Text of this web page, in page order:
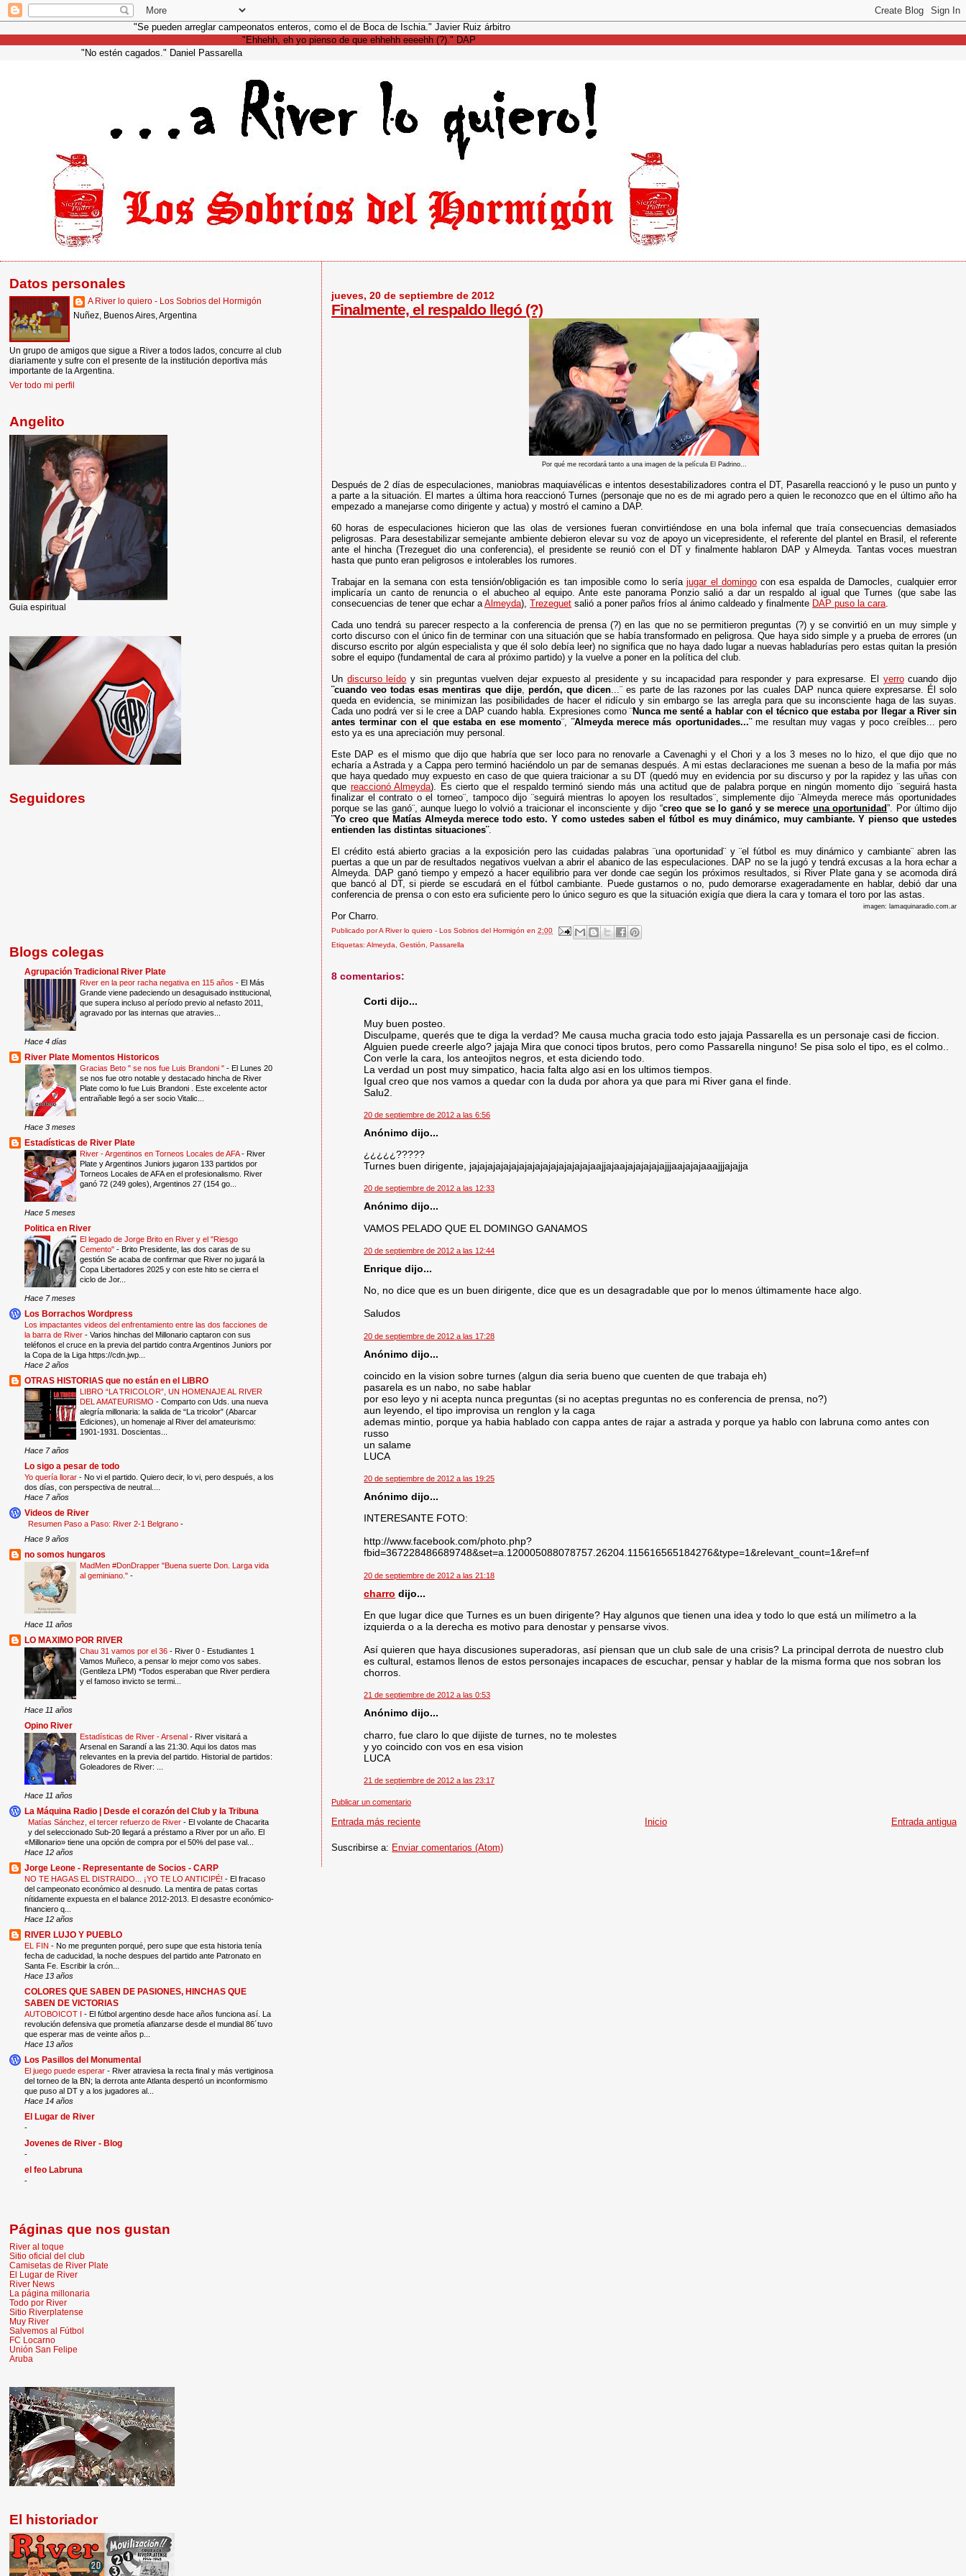
"Se pueden arreglar campeonatos enteros, como el de Boca de Ischia." Javier Ruiz árbitro
"Ehhehh, eh yo pienso de que ehhehh eeeehh (?)." DAP
"No estén cagados." Daniel Passarella
jueves, 20 de septiembre de 2012
Finalmente, el respaldo llegó (?)
Por qué me recordará tanto a una imagen de la película El Padrino...
Después de 2 días de especulaciones, maniobras maquiavélicas e intentos desestabilizadores contra el DT, Pasarella reaccionó y le puso un punto y
a parte a la situación. El martes a última hora reaccionó Turnes (personaje que no es de mi agrado pero a quien le reconozco que en el último año ha
empezado a manejarse como dirigente y actua) y mostró el camino a DAP.
60 horas de especulaciones hicieron que las olas de versiones fueran convirtiéndose en una bola infernal que traía consecuencias demasiados
peligrosas. Para desestabilizar semejante ambiente debieron elevar su voz de apoyo un vicepresidente, el referente del plantel en Brasil, el referente
ante el hincha (Trezeguet dio una conferencia), el presidente se reunió con el DT y finalmente hablaron DAP y Almeyda. Tantas voces muestran
hasta que punto eran peligrosos e intolerables los rumores.
Trabajar en la semana con esta tensión/obligación es tan imposible como lo seríajugar el domingocon esa espalda de Damocles, cualquier error
implicaría un canto de renuncia o el abucheo al equipo. Ante este panorama Ponzio salió a dar un respaldo al igual que Turnes (que sabe las
consecuencias de tener que echar aAlmeyda),Trezeguet salió a poner paños fríos al ánimo caldeado y finalmente DAP puso la cara.
Cada uno tendrá su parecer respecto a la conferencia de prensa (?) en las que no se permitieron preguntas (?) y se convirtió en un muy simple y
corto discurso con el único fin de terminar con una situación que se había transformado en peligrosa. Que haya sido simple y a prueba de errores (un
discurso escrito por algún especialista y que él solo debía leer) no significa que no haya dado lugar a nuevas habladurías pero estas quitan la presión
sobre el equipo (fundamental de cara al próximo partido) y la vuelve a poner en la política del club.
Un discurso leído y sin preguntas vuelven dejar expuesto al presidente y su incapacidad para responder y para expresarse. El yerrocuando dijo
¨cuando veo todas esas mentiras que dije, perdón, que dicen...¨ es parte de las razones por las cuales DAP nunca quiere expresarse. Él solo
queda en evidencia, se minimizan las posibilidades de hacer el ridículo y sin embargo se las arregla para que su inconsciente haga de las suyas.
Cada uno podrá ver si le cree a DAP cuando habla. Expresiones como ¨Nunca me senté a hablar con el técnico que estaba por llegar a River sin
antes terminar con el que estaba en ese momento¨, ¨Almeyda merece más oportunidades...¨me resultan muy vagas y poco creíbles... pero
esto ya es una apreciación muy personal.
Este DAP es el mismo que dijo que habría que ser loco para no renovarle a Cavenaghi y el Chori y a los 3 meses no lo hizo, el que dijo que no
echaría a Astrada y a Cappa pero terminó haciéndolo un par de semanas después. A mi estas declaraciones me suenan a beso de la mafia por más
que haya quedado muy expuesto en caso de que quiera traicionar a su DT (quedó muy en evidencia por su discurso y por la rapidez y las uñas con
que reaccionó Almeyda). Es cierto que el respaldo terminó siendo más una actitud que de palabra porque en ningún momento dijo ¨seguirá hasta
finalizar el contrato o el torneo¨, tampoco dijo ¨seguirá mientras lo apoyen los resultados¨, simplemente dijo ¨Almeyda merece más oportunidades
porque se las ganó¨, aunque luego lo volvió a traicionar el inconsciente y dijo “creo que se lo ganó y se merece una oportunidad”. Por último dijo
¨Yo creo que Matías Almeyda merece todo esto. Y como ustedes saben el fútbol es muy dinámico, muy cambiante. Y pienso que ustedes
entienden las distintas situaciones¨.
El crédito está abierto gracias a la exposición pero las cuidadas palabras ¨una oportunidad¨ y ¨el fútbol es muy dinámico y cambiante¨ abren las
puertas a que un par de resultados negativos vuelvan a abrir el abanico de las especulaciones. DAP no se la jugó y tendrá excusas a la hora echar a
Almeyda. DAP ganó tiempo y empezó a hacer equilibrio para ver donde cae según los próximos resultados, si River Plate gana y se acomoda dirá
que bancó al DT, si pierde se escudará en el fútbol cambiante. Puede gustarnos o no, pudo demorarse exageradamente en hablar, debió dar una
conferencia de prensa o con esto era suficiente pero lo único seguro es que la situación exigía que diera la cara y tomara el toro por las astas.
imagen: lamaquinaradio.com.ar
Por Charro.
Publicado porA River lo quiero - Los Sobrios del Hormigón en2:00
Etiquetas:Almeyda ,Gestión ,Passarella
8 comentarios:
Corti dijo...
Muy buen posteo.
Disculpame, querés que te diga la verdad? Me causa mucha gracia todo esto jajaja Passarella es un personaje casi de ficcion.
Alguien puede creerle algo? jajaja Mira que conoci tipos brutos, pero como Passarella ninguno! Se pisa solo el tipo, es el colmo..
Con verle la cara, los anteojitos negros, et esta diciendo todo.
La verdad un post muy simpatico, hacia falta algo asi en los ultimos tiempos.
Igual creo que nos vamos a quedar con la duda por ahora ya que para mi River gana el finde.
Salu2.
20 de septiembre de 2012 a las 6:56
Anónimo dijo...
¿¿¿¿¿?????
Turnes buen dirigente, jajajajajajajajajajajajajajajajaajjajaajajajajajajjjaajajajaaajjjajajja
20 de septiembre de 2012 a las 12:33
Anónimo dijo...
VAMOS PELADO QUE EL DOMINGO GANAMOS
20 de septiembre de 2012 a las 12:44
Enrique dijo...
No, no dice que es un buen dirigente, dice que es un desagradable que por lo menos últimamente hace algo.
Saludos
20 de septiembre de 2012 a las 17:28
Anónimo dijo...
coincido en la vision sobre turnes (algun dia seria bueno que cuenten de que trabaja eh)
pasarela es un nabo, no sabe hablar
por eso leyo y ni acepta nunca preguntas (si no aceptas preguntas no es conferencia de prensa, no?)
aun leyendo, el tipo improvisa un renglon y la caga
ademas mintio, porque ya habia hablado con cappa antes de rajar a astrada y porque ya hablo con labruna como antes con
russo
un salame
LUCA
20 de septiembre de 2012 a las 19:25
Anónimo dijo...
INTERESANTE FOTO:
http://www.facebook.com/photo.php?
fbid=367228486689748&set=a.120005088078757.26204.115616565184276&type=1&relevant_count=1&ref=nf
20 de septiembre de 2012 a las 21:18
charro dijo...
En que lugar dice que Turnes es un buen dirigente? Hay algunos que tienen una idea y todo lo que está un milímetro a la
izquierda o a la derecha es motivo para denostar y pensarse vivos.
Así quieren que haya discusiones superadoras, así piensan que un club sale de una crisis? La principal derrota de nuestro club
es cultural, estamos llenos de estos personajes incapaces de escuchar, pensar y hablar de la misma forma que nos sobran los
chorros.
21 de septiembre de 2012 a las 0:53
Anónimo dijo...
charro, fue claro lo que dijiste de turnes, no te molestes
y yo coincido con vos en esa vision
LUCA
21 de septiembre de 2012 a las 23:17
Publicar un comentario
Entrada más reciente Entrada antigua
Inicio
Suscribirse a: Enviar comentarios (Atom)
Datos personales
A River lo quiero - Los Sobrios del Hormigón
Nuñez, Buenos Aires, Argentina
Un grupo de amigos que sigue a River a todos lados, concurre al club
diariamente y sufre con el presente de la institución deportiva más
importante de la Argentina.
Ver todo mi perfil
Angelito
Guia espiritual
Seguidores
Blogs colegas
Agrupación Tradicional River Plate
River en la peor racha negativa en 115 años - El Más
Grande viene padeciendo un desaguisado institucional,
que supera incluso al período previo al nefasto 2011,
agravado por las internas que atravies...
Hace 4 días
River Plate Momentos Historicos
Gracias Beto " se nos fue Luis Brandoni " - El Lunes 20
se nos fue otro notable y destacado hincha de River
Plate como lo fue Luis Brandoni . Este excelente actor
entrañable llegó a ser socio Vitalic...
Hace 3 meses
Estadísticas de River Plate
River - Argentinos en Torneos Locales de AFA- River
Plate y Argentinos Juniors jugaron 133 partidos por
Torneos Locales de AFA en el profesionalismo. River
ganó 72 (249 goles), Argentinos 27 (154 go...
Hace 5 meses
Politica en River
El legado de Jorge Brito en River y el "Riesgo
Cemento" - Brito Presidente, las dos caras de su
gestión Se acaba de confirmar que River no jugará la
Copa Libertadores 2025 y con este hito se cierra el
ciclo de Jor...
Hace 7 meses
Los Borrachos Wordpress
Los impactantes videos del enfrentamiento entre las dos facciones de
la barra de River - Varios hinchas del Millonario captaron con sus
teléfonos el cruce en la previa del partido contra Argentinos Juniors por
la Copa de la Liga https://cdn.jwp...
Hace 2 años
OTRAS HISTORIAS que no están en el LIBRO
LIBRO “LA TRICOLOR”, UN HOMENAJE AL RIVER
DEL AMATEURISMO - Comparto con Uds. una nueva
alegría millonaria: la salida de “La tricolor” (Abarcar
Ediciones), un homenaje al River del amateurismo:
1901-1931. Doscientas...
Hace 7 años
Lo sigo a pesar de todo
Yo quería llorar - No vi el partido. Quiero decir, lo vi, pero después, a los
dos días, con perspectiva de neutral....
Hace 7 años
Videos de River
Resumen Paso a Paso: River 2-1 Belgrano -
Hace 9 años
no somos hungaros
‎MadMen‬ ‪#‎DonDrapper‬ "Buena suerte Don. Larga vida
al geminiano." -
Hace 11 años
LO MAXIMO POR RIVER
Chau 31 vamos por el 36 - River 0 - Estudiantes 1
Vamos Muñeco, a pensar lo mejor como vos sabes.
(Gentileza LPM) *Todos esperaban que River perdiera
y el famoso invicto se termi...
Hace 11 años
Opino River
Estadísticas de River - Arsenal - River visitará a
Arsenal en Sarandí a las 21:30. Aqui los datos mas
relevantes en la previa del partido. Historial de partidos:
Goleadores de River: ...
Hace 11 años
La Máquina Radio | Desde el corazón del Club y la Tribuna
Matías Sánchez, el tercer refuerzo de River - El volante de Chacarita
y del seleccionado Sub-20 llegará a préstamo a River por un año. El
«Millonario» tiene una opción de compra por el 50% del pase val...
Hace 12 años
Jorge Leone - Representante de Socios - CARP
NO TE HAGAS EL DISTRAIDO... ¡YO TE LO ANTICIPÉ! - El fracaso
del campeonato económico al desnudo. La mentira de patas cortas
nítidamente expuesta en el balance 2012-2013. El desastre económico-
financiero q...
Hace 12 años
RIVER LUJO Y PUEBLO
EL FIN - No me pregunten porqué, pero supe que esta historia tenía
fecha de caducidad, la noche despues del partido ante Patronato en
Santa Fe. Escribir la crón...
Hace 13 años
COLORES QUE SABEN DE PASIONES, HINCHAS QUE
SABEN DE VICTORIAS
AUTOBOICOT I - El fútbol argentino desde hace años funciona así. La
revolución defensiva que prometía afianzarse desde el mundial 86´tuvo
que esperar mas de veinte años p...
Hace 13 años
Los Pasillos del Monumental
El juego puede esperar - River atraviesa la recta final y más vertiginosa
del torneo de la BN; la derrota ante Atlanta despertó un inconformismo
que puso al DT y a los jugadores al...
Hace 14 años
El Lugar de River
-
Jovenes de River - Blog
-
el feo Labruna
-
Páginas que nos gustan
River al toque
Sitio oficial del club
Camisetas de River Plate
El Lugar de River
River News
La página millonaria
Todo por River
Sitio Riverplatense
Muy River
Salvemos al Fútbol
FC Locarno
Unión San Felipe
Aruba
El historiador